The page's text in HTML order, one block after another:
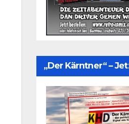
„Der Kärntner“ –